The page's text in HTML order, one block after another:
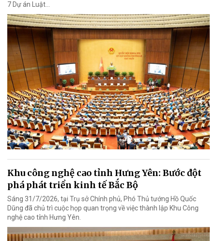
7 Dự án Luật…
Khu công nghệ cao tỉnh Hưng Yên: Bước đột
phá phát triển kinh tế Bắc Bộ
Sáng 31/7/2026, tại Trụ sở Chính phủ, Phó Thủ tướng Hồ Quốc
Dũng đã chủ trì cuộc họp quan trọng về việc thành lập Khu Công
nghệ cao tỉnh Hưng Yên.